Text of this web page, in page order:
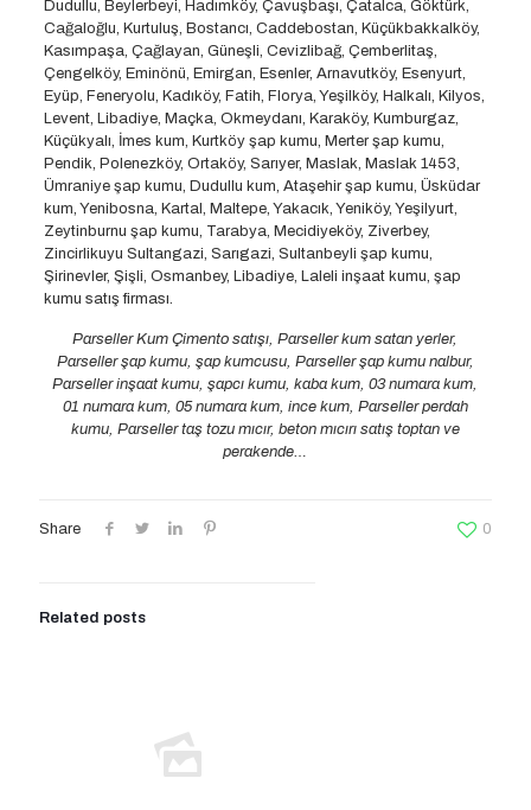
Dudullu, Beylerbeyi, Hadımköy, Çavuşbaşı, Çatalca, Göktürk,
Cağaloğlu, Kurtuluş, Bostancı, Caddebostan, Küçükbakkalköy,
Kasımpaşa, Çağlayan, Güneşli, Cevizlibağ, Çemberlitaş,
Çengelköy, Eminönü, Emirgan, Esenler, Arnavutköy, Esenyurt,
Eyüp, Feneryolu, Kadıköy, Fatih, Florya, Yeşilköy, Halkalı, Kilyos,
Levent, Libadiye, Maçka, Okmeydanı, Karaköy, Kumburgaz,
Küçükyalı, İmes kum, Kurtköy şap kumu, Merter şap kumu,
Pendik, Polenezköy, Ortaköy, Sarıyer, Maslak, Maslak 1453,
Ümraniye şap kumu, Dudullu kum, Ataşehir şap kumu, Üsküdar
kum, Yenibosna, Kartal, Maltepe, Yakacık, Yeniköy, Yeşilyurt,
Zeytinburnu şap kumu, Tarabya, Mecidiyeköy, Ziverbey,
Zincirlikuyu Sultangazi, Sarıgazi, Sultanbeyli şap kumu,
Şirinevler, Şişli, Osmanbey, Libadiye, Laleli inşaat kumu, şap
kumu satış firması.
Parseller Kum Çimento satışı, Parseller kum satan yerler,
Parseller şap kumu, şap kumcusu, Parseller şap kumu nalbur,
Parseller inşaat kumu, şapcı kumu, kaba kum, 03 numara kum,
01 numara kum, 05 numara kum, ince kum, Parseller perdah
kumu, Parseller taş tozu mıcır, beton mıcırı satış toptan ve
perakende…
Share 0
Related posts